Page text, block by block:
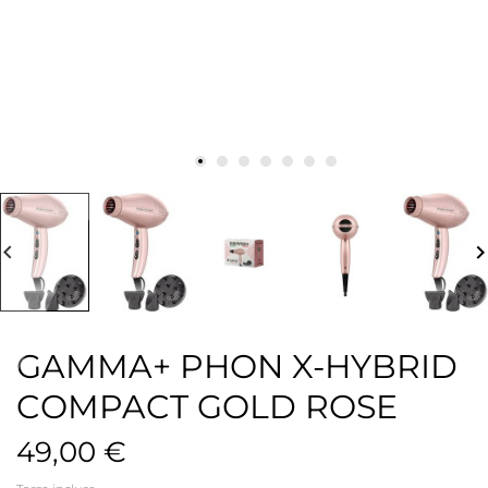
GAMMA+ PHON X-HYBRID
COMPACT GOLD ROSE
49,00 €